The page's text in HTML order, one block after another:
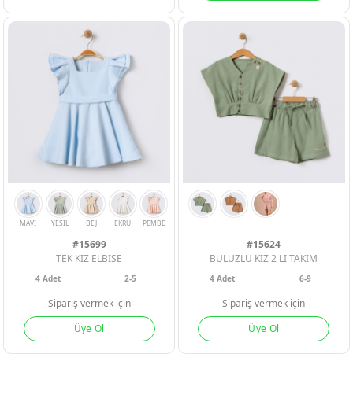
#15699
TEK KIZ ELBISE
4 Adet 2-5
Sipariş vermek için
Üye Ol
#15624
BULUZLU KIZ 2 LI TAKIM
4Adet 6-9
Sipariş vermek için
Üye Ol